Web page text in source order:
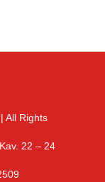
All Rights
22 – 24